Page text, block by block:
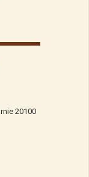
20100